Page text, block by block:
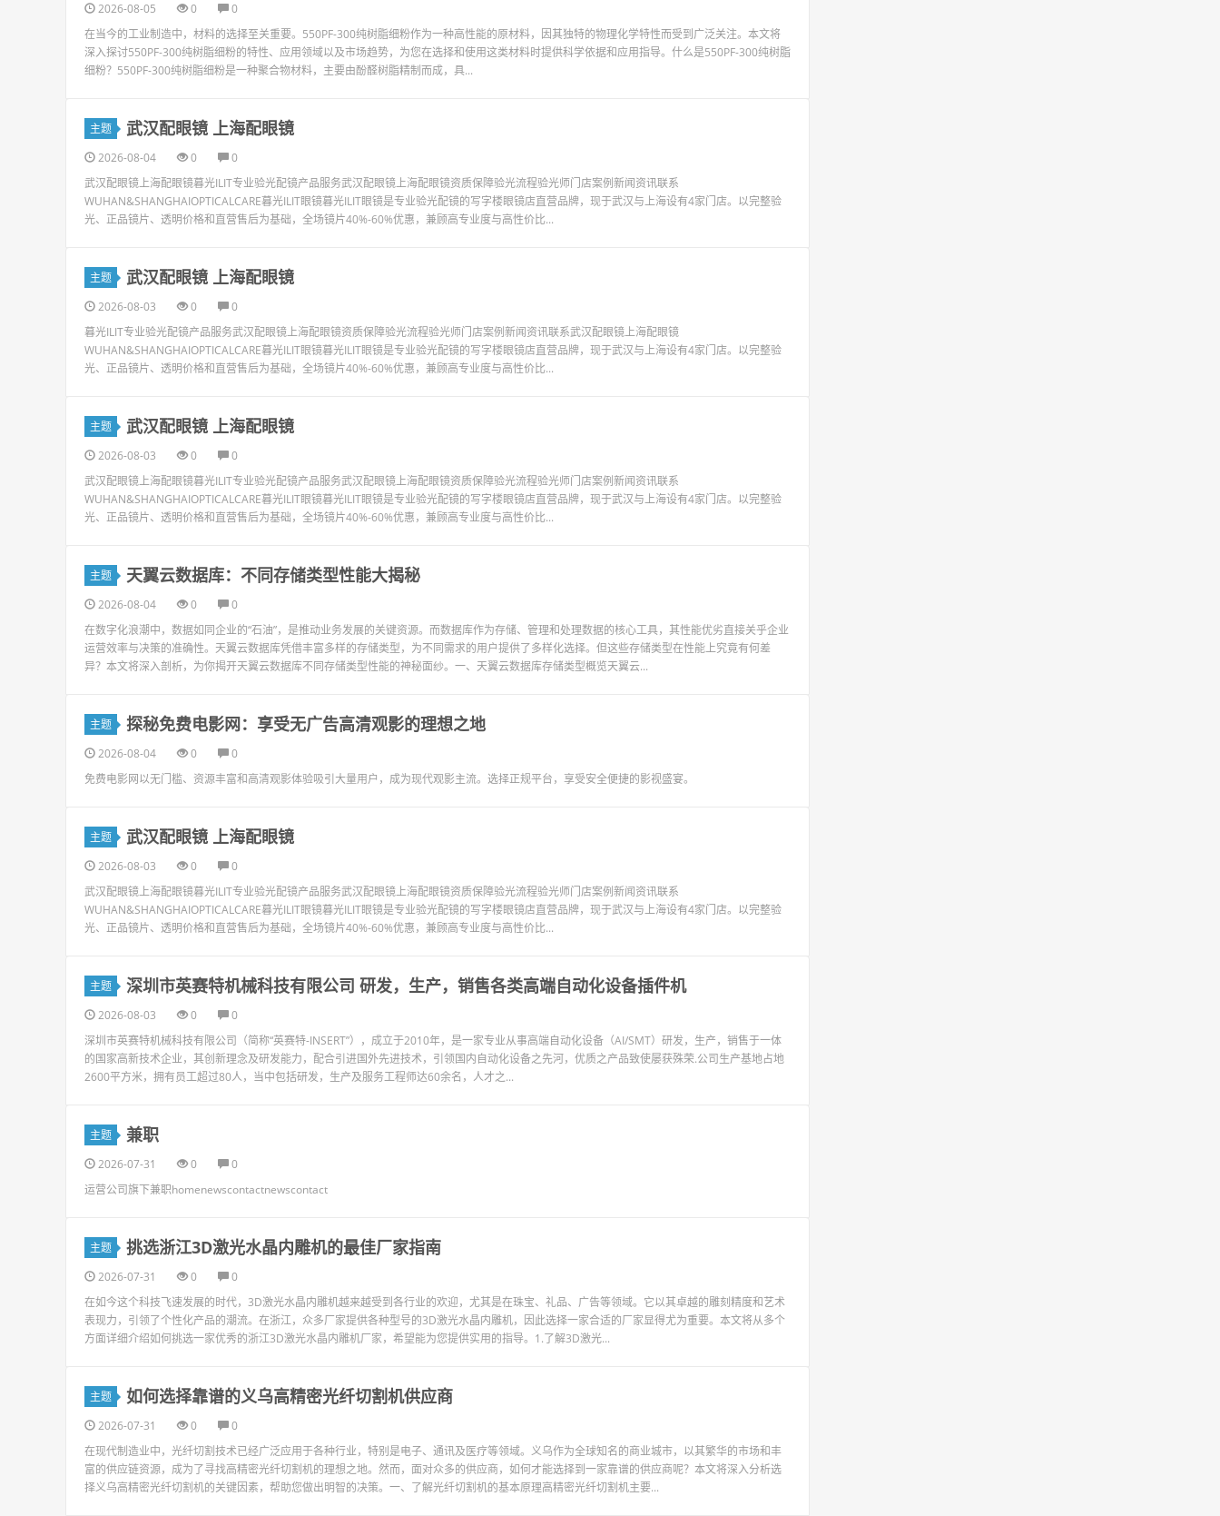
2026-08-05 0
0
在当今的工业制造中，材料的选择至关重要。550PF-300纯树脂细粉作为一种高性能的原材料，因其独特的物理化学特性而受到广泛关注。本文将
深入探讨550PF-300纯树脂细粉的特性、应用领域以及市场趋势，为您在选择和使用这类材料时提供科学依据和应用指导。什么是550PF-300纯树脂
细粉？550PF-300纯树脂细粉是一种聚合物材料，主要由酚醛树脂精制而成，具...
主题 武汉配眼镜 上海配眼镜
2026-08-04 0
0
武汉配眼镜上海配眼镜暮光ILIT专业验光配镜产品服务武汉配眼镜上海配眼镜资质保障验光流程验光师门店案例新闻资讯联系
WUHAN&SHANGHAIOPTICALCARE暮光ILIT眼镜暮光ILIT眼镜是专业验光配镜的写字楼眼镜店直营品牌，现于武汉与上海设有4家门店。以完整验
光、正品镜片、透明价格和直营售后为基础，全场镜片40%-60%优惠，兼顾高专业度与高性价比...
主题 武汉配眼镜 上海配眼镜
2026-08-03 0
0
暮光ILIT专业验光配镜产品服务武汉配眼镜上海配眼镜资质保障验光流程验光师门店案例新闻资讯联系武汉配眼镜上海配眼镜
WUHAN&SHANGHAIOPTICALCARE暮光ILIT眼镜暮光ILIT眼镜是专业验光配镜的写字楼眼镜店直营品牌，现于武汉与上海设有4家门店。以完整验
光、正品镜片、透明价格和直营售后为基础，全场镜片40%-60%优惠，兼顾高专业度与高性价比...
主题 武汉配眼镜 上海配眼镜
2026-08-03 0
0
武汉配眼镜上海配眼镜暮光ILIT专业验光配镜产品服务武汉配眼镜上海配眼镜资质保障验光流程验光师门店案例新闻资讯联系
WUHAN&SHANGHAIOPTICALCARE暮光ILIT眼镜暮光ILIT眼镜是专业验光配镜的写字楼眼镜店直营品牌，现于武汉与上海设有4家门店。以完整验
光、正品镜片、透明价格和直营售后为基础，全场镜片40%-60%优惠，兼顾高专业度与高性价比...
主题 天翼云数据库：不同存储类型性能大揭秘
2026-08-04 0
0
在数字化浪潮中，数据如同企业的“石油”，是推动业务发展的关键资源。而数据库作为存储、管理和处理数据的核心工具，其性能优劣直接关乎企业
运营效率与决策的准确性。天翼云数据库凭借丰富多样的存储类型，为不同需求的用户提供了多样化选择。但这些存储类型在性能上究竟有何差
异？本文将深入剖析，为你揭开天翼云数据库不同存储类型性能的神秘面纱。一、天翼云数据库存储类型概览天翼云...
主题 探秘免费电影网：享受无广告高清观影的理想之地
2026-08-04 0
0
免费电影网以无门槛、资源丰富和高清观影体验吸引大量用户，成为现代观影主流。选择正规平台，享受安全便捷的影视盛宴。
主题 武汉配眼镜 上海配眼镜
2026-08-03 0
0
武汉配眼镜上海配眼镜暮光ILIT专业验光配镜产品服务武汉配眼镜上海配眼镜资质保障验光流程验光师门店案例新闻资讯联系
WUHAN&SHANGHAIOPTICALCARE暮光ILIT眼镜暮光ILIT眼镜是专业验光配镜的写字楼眼镜店直营品牌，现于武汉与上海设有4家门店。以完整验
光、正品镜片、透明价格和直营售后为基础，全场镜片40%-60%优惠，兼顾高专业度与高性价比...
主题 深圳市英赛特机械科技有限公司 研发，生产，销售各类高端自动化设备插件机
2026-08-03 0
0
深圳市英赛特机械科技有限公司（简称“英赛特-INSERT”），成立于2010年，是一家专业从事高端自动化设备（AI/SMT）研发，生产，销售于一体
的国家高新技术企业，其创新理念及研发能力，配合引进国外先进技术，引领国内自动化设备之先河，优质之产品致使屡获殊荣.公司生产基地占地
2600平方米，拥有员工超过80人，当中包括研发，生产及服务工程师达60余名，人才之...
主题 兼职
2026-07-31 0
0
运营公司旗下兼职homenewscontactnewscontact
主题 挑选浙江3D激光水晶内雕机的最佳厂家指南
2026-07-31 0
0
在如今这个科技飞速发展的时代，3D激光水晶内雕机越来越受到各行业的欢迎，尤其是在珠宝、礼品、广告等领域。它以其卓越的雕刻精度和艺术
表现力，引领了个性化产品的潮流。在浙江，众多厂家提供各种型号的3D激光水晶内雕机，因此选择一家合适的厂家显得尤为重要。本文将从多个
方面详细介绍如何挑选一家优秀的浙江3D激光水晶内雕机厂家，希望能为您提供实用的指导。1.了解3D激光...
主题 如何选择靠谱的义乌高精密光纤切割机供应商
2026-07-31 0
0
在现代制造业中，光纤切割技术已经广泛应用于各种行业，特别是电子、通讯及医疗等领域。义乌作为全球知名的商业城市，以其繁华的市场和丰
富的供应链资源，成为了寻找高精密光纤切割机的理想之地。然而，面对众多的供应商，如何才能选择到一家靠谱的供应商呢？本文将深入分析选
择义乌高精密光纤切割机的关键因素，帮助您做出明智的决策。一、了解光纤切割机的基本原理高精密光纤切割机主要...